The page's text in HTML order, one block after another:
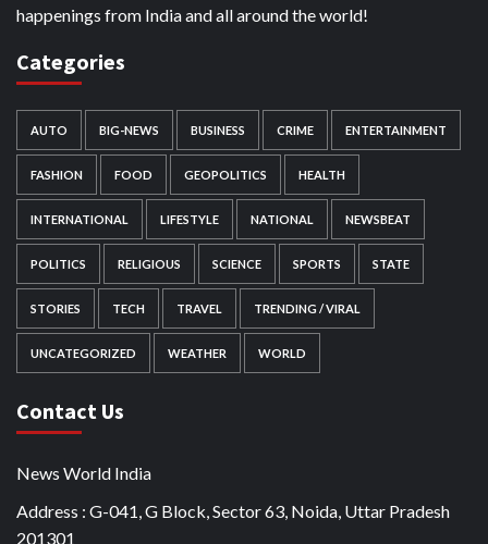
happenings from India and all around the world!
Categories
AUTO BIG-NEWS BUSINESS CRIME ENTERTAINMENT
FASHION FOOD GEOPOLITICS HEALTH
INTERNATIONAL LIFESTYLE NATIONAL NEWSBEAT
POLITICS RELIGIOUS SCIENCE SPORTS STATE
STORIES TECH TRAVEL TRENDING / VIRAL
UNCATEGORIZED WEATHER WORLD
Contact Us
News World India
Address : G-041, G Block, Sector 63, Noida, Uttar Pradesh
201301